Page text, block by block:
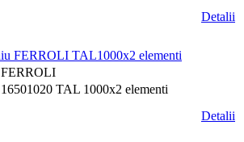
Detalii
FERROLI TAL1000x2 elementi
FERROLI
16501020 TAL 1000x2 elementi
Detalii